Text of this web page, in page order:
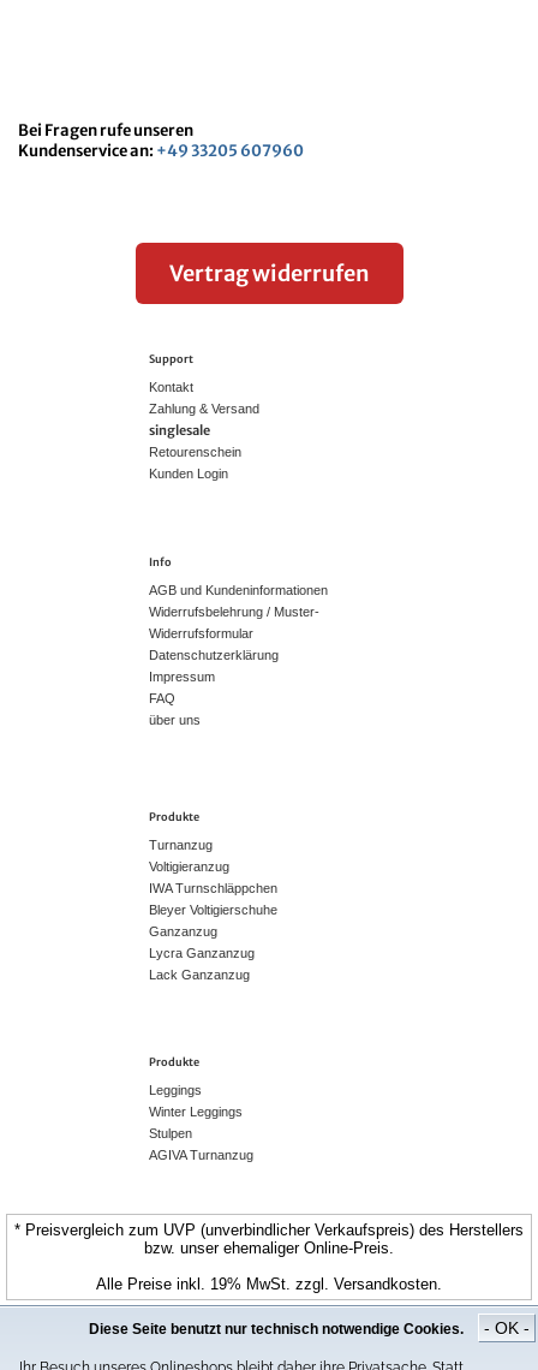
Diese Seite benutzt nur technisch notwendige Cookies. - OK -
Bei Fragen rufe unseren
Kundenservice an: +49 33205 607960
Vertrag widerrufen
Support
Kontakt
Zahlung & Versand
singlesale
Retourenschein
Kunden Login
Info
AGB und Kundeninformationen
Widerrufsbelehrung / Muster-
Widerrufsformular
Datenschutzerklärung
Impressum
FAQ
über uns
Produkte
Turnanzug
Voltigieranzug
IWA Turnschläppchen
Bleyer Voltigierschuhe
Ganzanzug
Lycra Ganzanzug
Lack Ganzanzug
Produkte
Leggings
Winter Leggings
Stulpen
AGIVA Turnanzug
* Preisvergleich zum UVP (unverbindlicher Verkaufspreis) des Herstellers
bzw. unser ehemaliger Online-Preis.
Alle Preise inkl. 19% MwSt. zzgl. Versandkosten.
© CospoArt GmbH | ChamaeleonStyle.de